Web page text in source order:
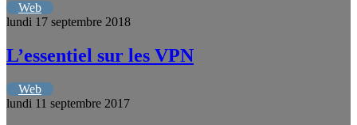
Web
lundi 17 septembre 2018
L’essentiel sur les VPN
Web
lundi 11 septembre 2017